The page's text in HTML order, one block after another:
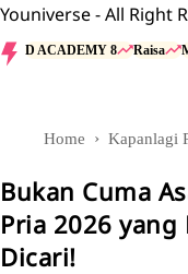
Youniverse - All Right
D ACADEMY 8 Raisa
Home Kapanlagi
Bukan Cuma
Pria 2026 yang
Dicari!